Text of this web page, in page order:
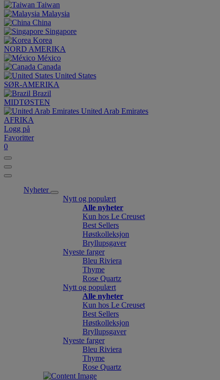
Taiwan
Malaysia
China
Singapore
Korea
NORD AMERIKA
México
Canada
United States
SØR-AMERIKA
Brazil
MIDTØSTEN
United Arab Emirates
AFRIKA
Logg på
Favoritter
0
Nyheter
Nytt og populært
Alle nyheter
Kun hos Le Creuset
Best Sellers
Høstkolleksjon
Bryllupsgaver
Nyeste farger
Bleu Riviera
Thyme
Rose Quartz
Nytt og populært
Alle nyheter
Kun hos Le Creuset
Best Sellers
Høstkolleksjon
Bryllupsgaver
Nyeste farger
Bleu Riviera
Thyme
Rose Quartz